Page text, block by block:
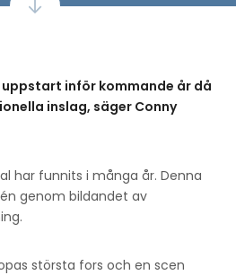
inför kommande år då
inslag, säger Conny
har funnits i många år. Denna
genom bildandet av
största fors och en scen